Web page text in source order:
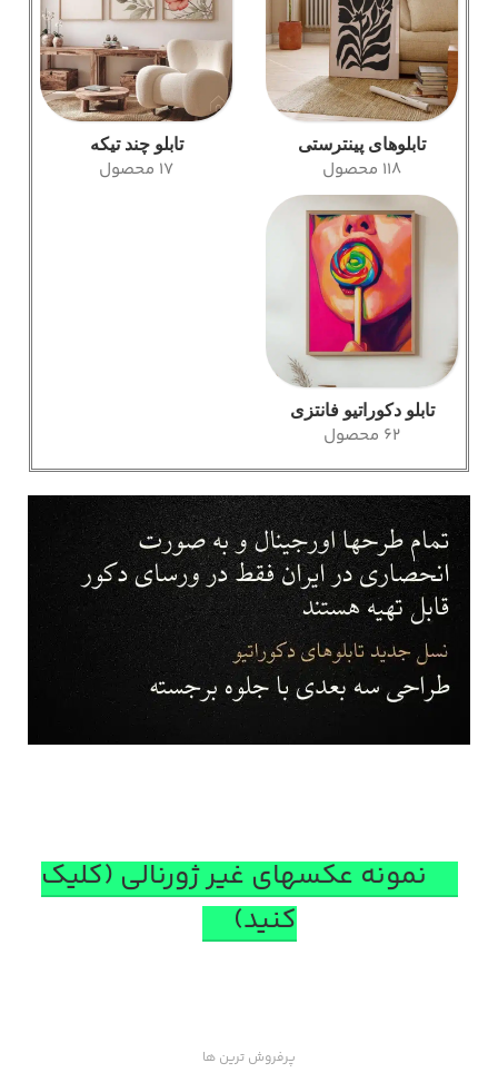
تابلوهای پینترستی
118 محصول
تابلو چند تیکه
17 محصول
تابلو دکوراتیو فانتزی
62 محصول
نمونه عکسهای غیر ژورنالی (کلیک
کنید)
پرفروش ترین ها